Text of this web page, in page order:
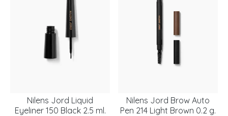
Nilens Jord Liquid
Eyeliner 150 Black 2.5 ml.
Nilens Jord Brow Auto
Pen 214 Light Brown 0.2 g.